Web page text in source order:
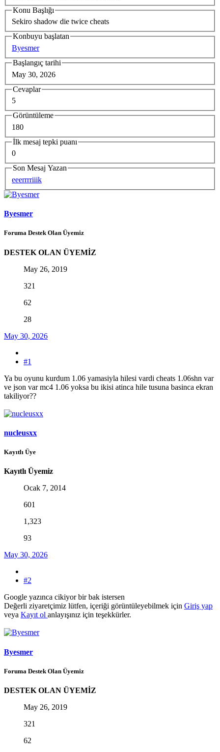
Konu Başlığı
Sekiro shadow die twice cheats
Konbuyu başlatan
Byesmer
Başlangıç tarihi
May 30, 2026
Cevaplar
5
Görüntüleme
180
İlk mesaj tepki puanı
0
Son Mesaj Yazan
eeerrrriiik
Byesmer
Foruma Destek Olan Üyemiz
DESTEK OLAN ÜYEMİZ
May 26, 2019
321
62
28
May 30, 2026
#1
Ya bu oyunu kurdum 1.06 yamasiyla hilesi vardi cheats 1.06shn var
ve json var mc4 1.06 yoksa bu ikisi atinca hile tusuna basinca ekran
takiliyor??
nucleusxx
Kayıtlı Üye
Kayıtlı Üyemiz
Ocak 7, 2014
601
1,323
93
May 30, 2026
#2
Google yazınca cikiyor bir bak istersen
Değerli ziyaretçimiz lütfen, içeriği görüntüleyebilmek için Giriş yap
veya Kayıt ol anlayışınız için teşekkürler.
Byesmer
Foruma Destek Olan Üyemiz
DESTEK OLAN ÜYEMİZ
May 26, 2019
321
62